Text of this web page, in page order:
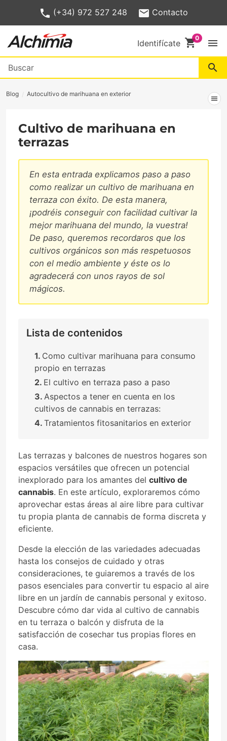
(+34) 972 527 248 Contacto
Identifícate shopping_cart menu
search
Blog Autocultivo de marihuana en exterior
menu
Cultivo de marihuana en
terrazas
En esta entrada explicamos paso a paso
como realizar un cultivo de marihuana en
terraza con éxito. De esta manera,
¡podréis conseguir con facilidad cultivar la
mejor marihuana del mundo, la vuestra!
De paso, queremos recordaros que los
cultivos orgánicos son más respetuosos
con el medio ambiente y éste os lo
agradecerá con unos rayos de sol
mágicos.
Lista de contenidos
Como cultivar marihuana para consumo
propio en terrazas
El cultivo en terraza paso a paso
Aspectos a tener en cuenta en los
cultivos de cannabis en terrazas:
Tratamientos fitosanitarios en exterior
Las terrazas y balcones de nuestros hogares son
espacios versátiles que ofrecen un potencial
inexplorado para los amantes del cultivo de
cannabis. En este artículo, exploraremos cómo
aprovechar estas áreas al aire libre para cultivar
tu propia planta de cannabis de forma discreta y
eficiente.
Desde la elección de las variedades adecuadas
hasta los consejos de cuidado y otras
consideraciones, te guiaremos a través de los
pasos esenciales para convertir tu espacio al aire
libre en un jardín de cannabis personal y exitoso.
Descubre cómo dar vida al cultivo de cannabis
en tu terraza o balcón y disfruta de la
satisfacción de cosechar tus propias flores en
casa.